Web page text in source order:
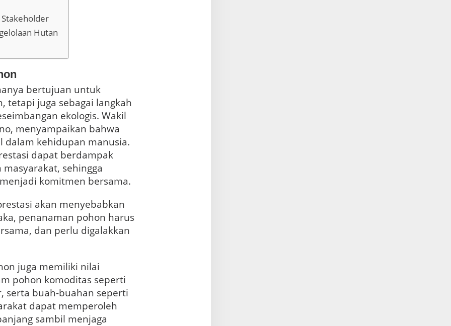
Hutan
bertujuan untuk
tetapi juga sebagai langkah
ekologis. Wakil
menyampaikan bahwa
kehidupan manusia.
dapat berdampak
sehingga
komitmen bersama.
akan menyebabkan
penanaman pohon harus
dan perlu digalakkan
juga memiliki nilai
pohon komoditas seperti
serta buah-buahan seperti
dapat memperoleh
sambil menjaga